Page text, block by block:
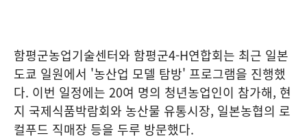
함평군농업기술센터와 함평군4-H연합회는 최근 일본
도쿄 일원에서 '농산업 모델 탐방' 프로그램을 진행했
다. 이번 일정에는 20여 명의 청년농업인이 참가해, 현
지 국제식품박람회와 농산물 유통시장, 일본농협의 로
컬푸드 직매장 등을 두루 방문했다.